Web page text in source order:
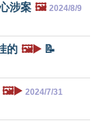
涉案 🖼️ 2024/8/9
的 🖼️▶️ 📝
🖼️▶️ 2024/7/31